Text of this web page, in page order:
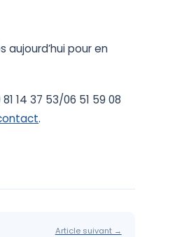
aujourd’hui pour en
14 37 53/06 51 59 08
.
Article suivant →